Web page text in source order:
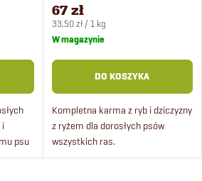
i
psu
67 zł
Cena
jednostkowa:
33,50 zł / 1 kg
W magazynie
DO KOSZYKA
Kompletna karma z ryb i dziczyzny
z ryżem dla dorosłych psów
wszystkich ras.